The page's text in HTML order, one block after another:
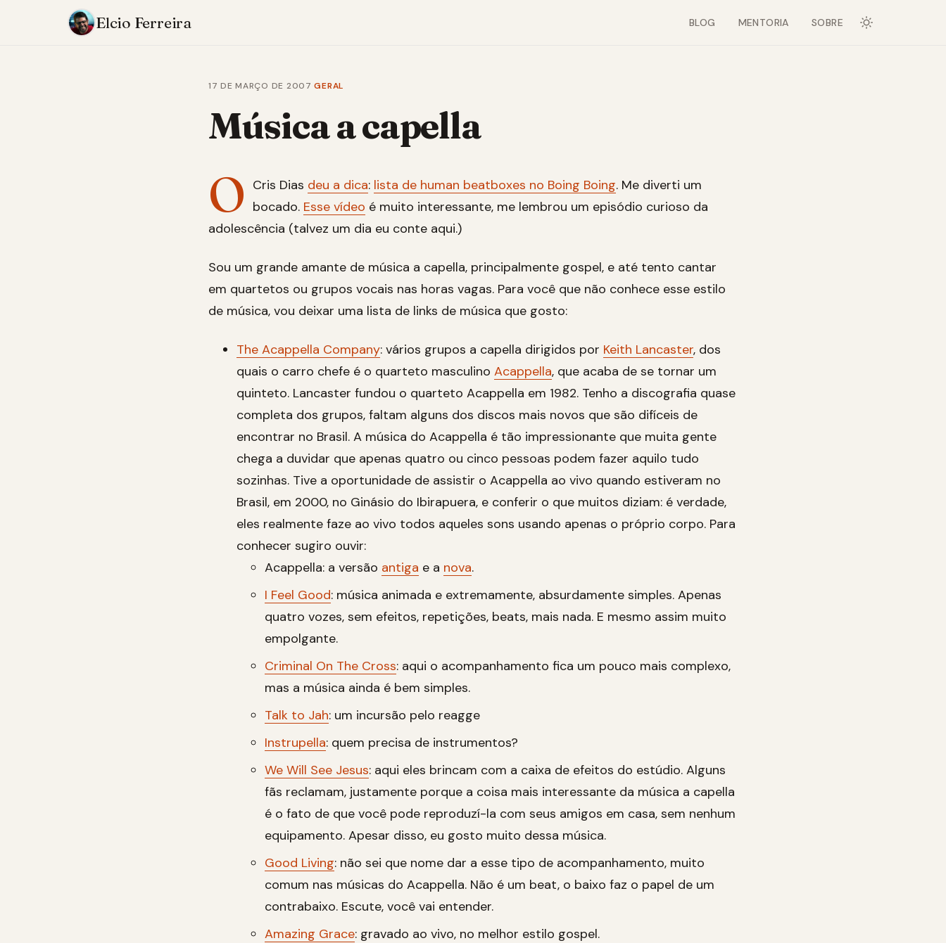
Elcio Ferreira BLOG MENTORIA SOBRE
17 DE MARÇO DE 2007 ·GERAL
Música a capella
O Cris Dias deu a dica: lista de human beatboxes no Boing Boing. Me diverti um
bocado. Esse vídeo é muito interessante, me lembrou um episódio curioso da
adolescência (talvez um dia eu conte aqui.)
Sou um grande amante de música a capella, principalmente gospel, e até tento cantar
em quartetos ou grupos vocais nas horas vagas. Para você que não conhece esse estilo
de música, vou deixar uma lista de links de música que gosto:
The Acappella Company: vários grupos a capella dirigidos por Keith Lancaster, dos
quais o carro chefe é o quarteto masculino Acappella, que acaba de se tornar um
quinteto. Lancaster fundou o quarteto Acappella em 1982. Tenho a discografia quase
completa dos grupos, faltam alguns dos discos mais novos que são difíceis de
encontrar no Brasil. A música do Acappella é tão impressionante que muita gente
chega a duvidar que apenas quatro ou cinco pessoas podem fazer aquilo tudo
sozinhas. Tive a oportunidade de assistir o Acappella ao vivo quando estiveram no
Brasil, em 2000, no Ginásio do Ibirapuera, e conferir o que muitos diziam: é verdade,
eles realmente faze ao vivo todos aqueles sons usando apenas o próprio corpo. Para
conhecer sugiro ouvir:
Acappella: a versão antiga e a nova.
I Feel Good: música animada e extremamente, absurdamente simples. Apenas
quatro vozes, sem efeitos, repetições, beats, mais nada. E mesmo assim muito
empolgante.
Criminal On The Cross: aqui o acompanhamento fica um pouco mais complexo,
mas a música ainda é bem simples.
Talk to Jah: um incursão pelo reagge
Instrupella: quem precisa de instrumentos?
We Will See Jesus: aqui eles brincam com a caixa de efeitos do estúdio. Alguns
fãs reclamam, justamente porque a coisa mais interessante da música a capella
é o fato de que você pode reproduzí-la com seus amigos em casa, sem nenhum
equipamento. Apesar disso, eu gosto muito dessa música.
Good Living: não sei que nome dar a esse tipo de acompanhamento, muito
comum nas músicas do Acappella. Não é um beat, o baixo faz o papel de um
contrabaixo. Escute, você vai entender.
Amazing Grace: gravado ao vivo, no melhor estilo gospel.